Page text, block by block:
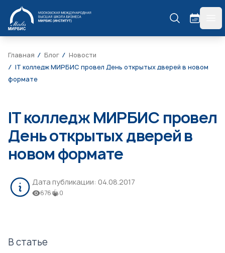
МИРБИС
Главная Блог
Новости
IT колледж МИРБИС провел День открытых дверей в новом
формате
IT колледж МИРБИС провел
День открытых дверей в
новом формате
Дата публикации: 04.08.2017
676 0
В статье